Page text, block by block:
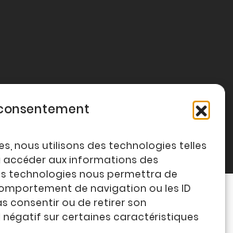
nous utilisons des technologies telles
aux informations des
technologies nous permettra de
de navigation ou les ID
consentir ou de retirer son
sur certaines caractéristiques